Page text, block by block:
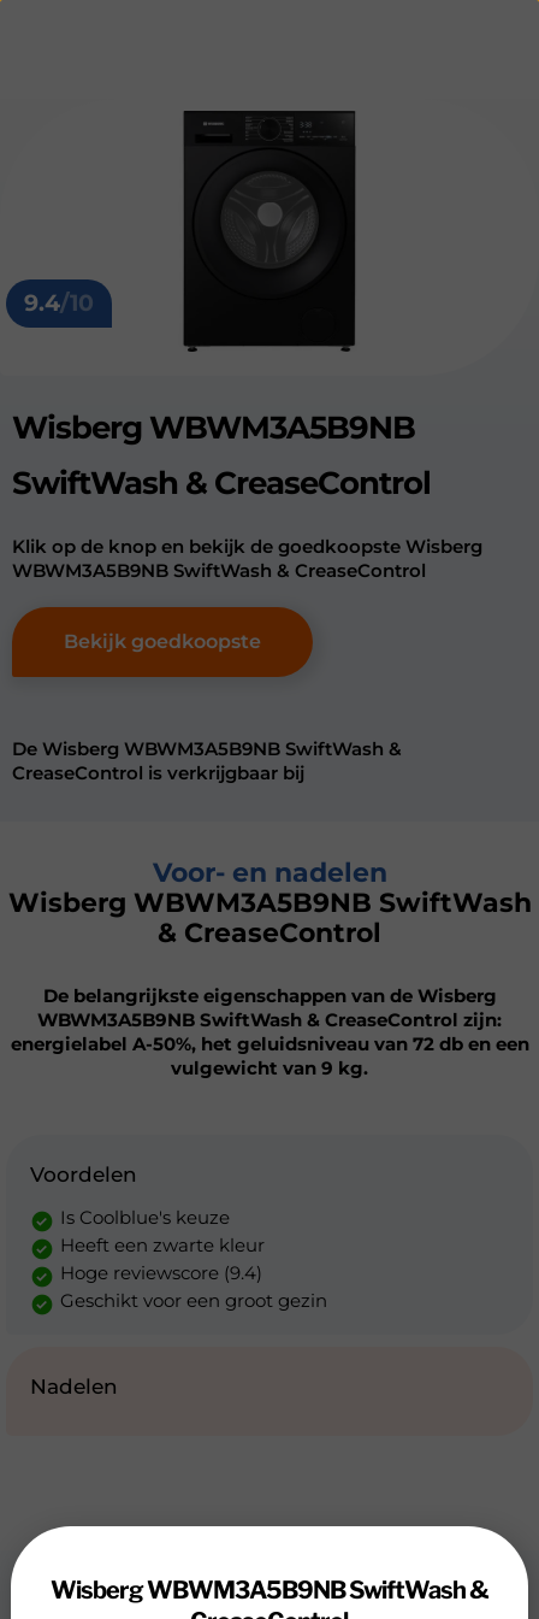
9.4/10
Wisberg WBWM3A5B9NB
SwiftWash & CreaseControl
Klik op de knop en bekijk de goedkoopste Wisberg
WBWM3A5B9NB SwiftWash & CreaseControl
Bekijk goedkoopste
De Wisberg WBWM3A5B9NB SwiftWash &
CreaseControl is verkrijgbaar bij
Voor- en nadelen
Wisberg WBWM3A5B9NB SwiftWash
& CreaseControl
De belangrijkste eigenschappen van de Wisberg
WBWM3A5B9NB SwiftWash & CreaseControl zijn:
energielabel A-50%, het geluidsniveau van 72 db en een
vulgewicht van 9 kg.
Voordelen
Is Coolblue's keuze
Heeft een zwarte kleur
Hoge reviewscore (9.4)
Geschikt voor een groot gezin
Nadelen
Review
Wisberg WBWM3A5B9NB SwiftWash &